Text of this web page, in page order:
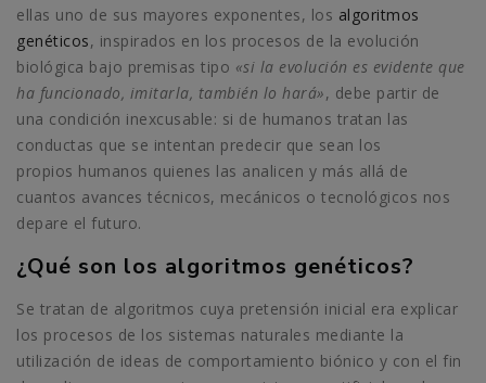
ellas uno de sus mayores exponentes, los algoritmos
genéticos, inspirados en los procesos de la evolución
biológica bajo premisas tipo «si la evolución es evidente que
ha funcionado, imitarla, también lo hará», debe partir de
una condición inexcusable: si de humanos tratan las
conductas que se intentan predecir que sean los
propios humanos quienes las analicen y más allá de
cuantos avances técnicos, mecánicos o tecnológicos nos
depare el futuro.
¿Qué son los algoritmos genéticos?
Se tratan de algoritmos cuya pretensión inicial era explicar
los procesos de los sistemas naturales mediante la
utilización de ideas de comportamiento biónico y con el fin